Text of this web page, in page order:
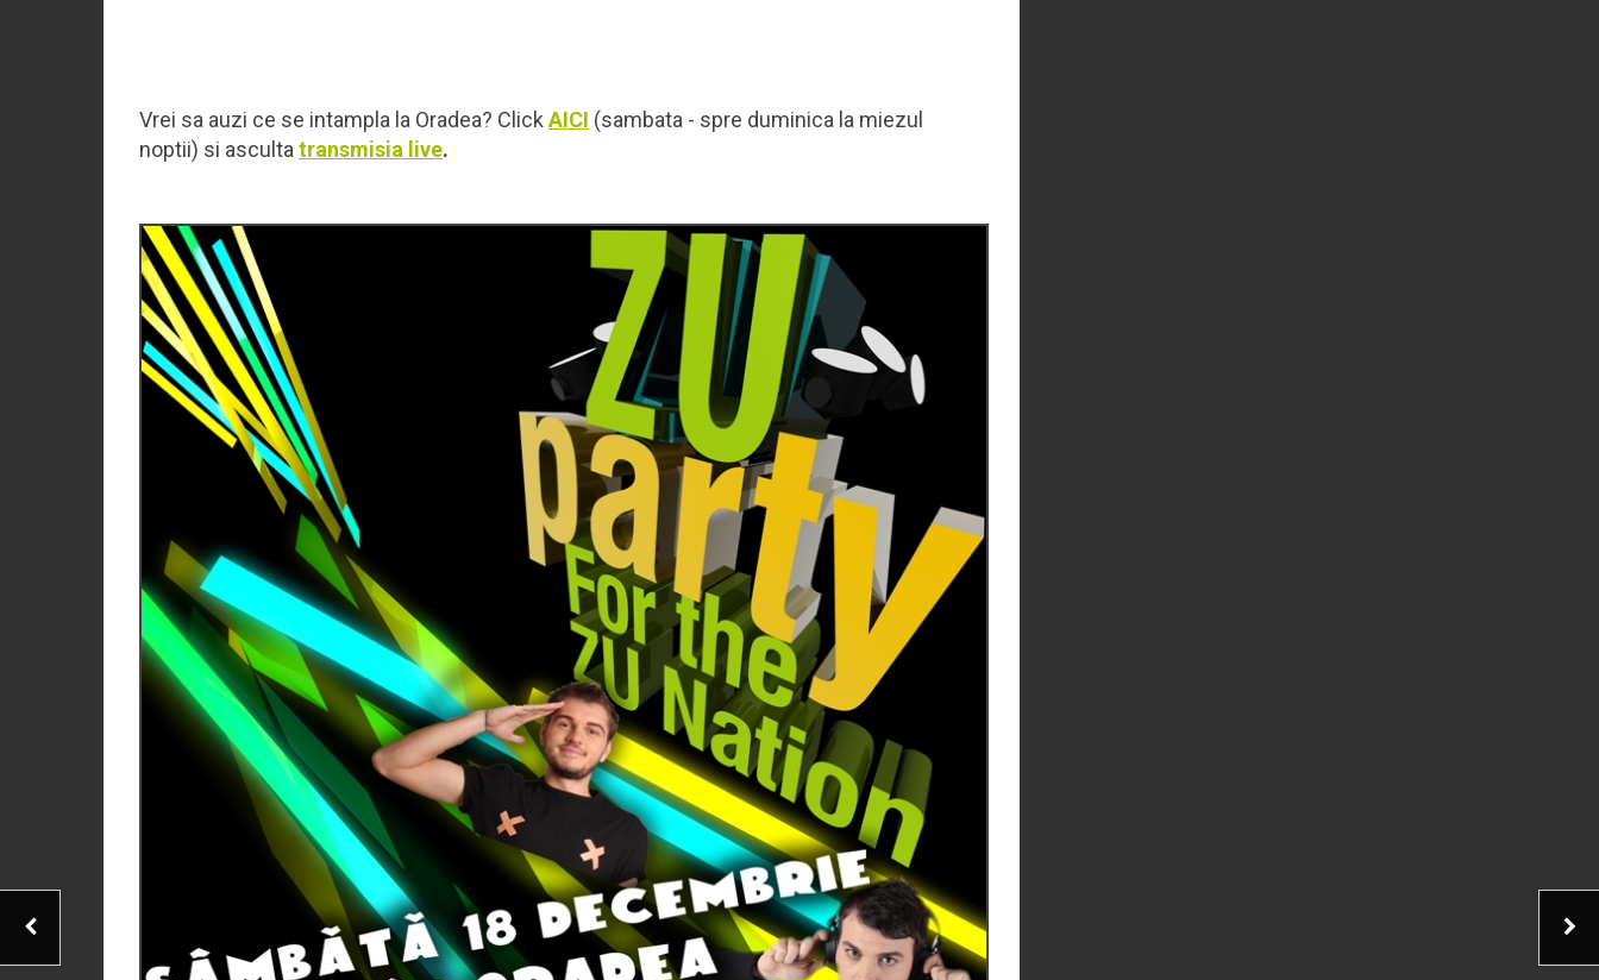
Vrei sa auzi ce se intampla la Oradea? Click AICI (sambata - spre duminica la miezul
noptii) si asculta transmisia live.